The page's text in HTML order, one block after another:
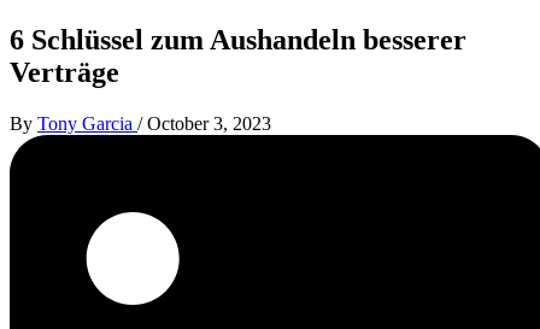
6 Schlüssel zum Aushandeln besserer
Verträge
By Tony Garcia /October 3, 2023